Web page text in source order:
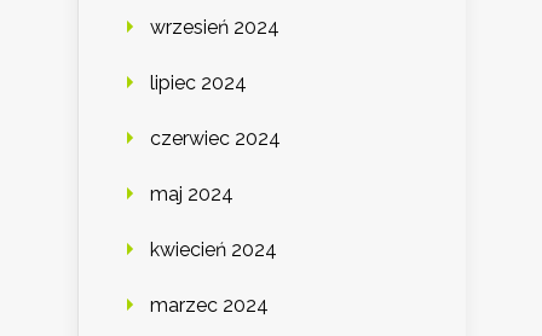
wrzesień 2024
lipiec 2024
czerwiec 2024
maj 2024
kwiecień 2024
marzec 2024